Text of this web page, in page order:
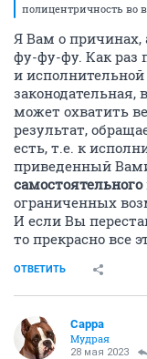
полицентричность во
Я Вам о причинах,
фу-фу-фу. Как раз
и
законодательная,
может охватить
результат,
есть, т.е. к
приведенный
самостоятельного
ограниченных
И если Вы
то прекрасно все
ОТВЕТИТЬ
Сарра
Мудрая
28 мая 2023